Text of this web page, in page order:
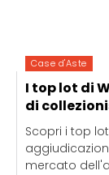
Case d'Aste
I top lot di
di
Scopri i top
mercato